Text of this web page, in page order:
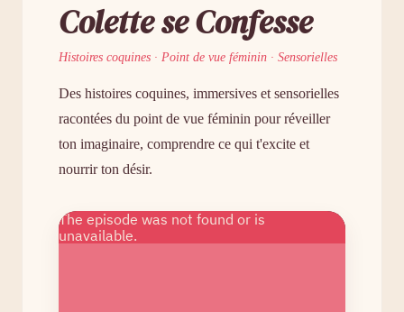
Colette se Confesse
Histoires coquines · Point de vue féminin · Sensorielles
Des histoires coquines, immersives et sensorielles
racontées du point de vue féminin pour réveiller
ton imaginaire, comprendre ce qui t'excite et
nourrir ton désir.